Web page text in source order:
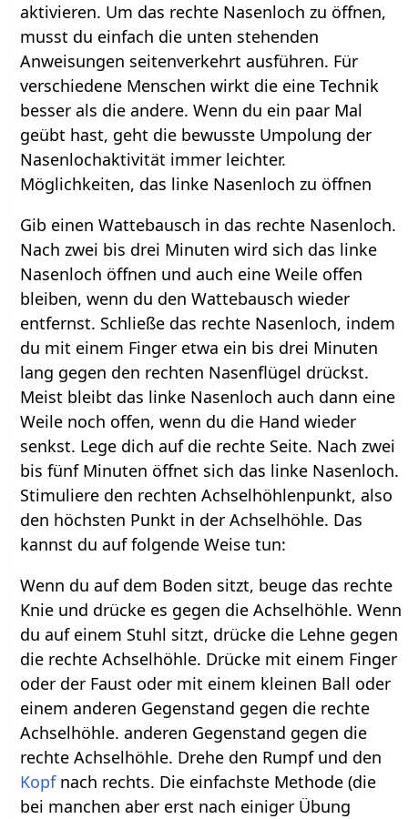
aktivieren. Um das rechte Nasenloch zu öffnen,
musst du einfach die unten stehenden
Anweisungen seitenverkehrt ausführen. Für
verschiedene Menschen wirkt die eine Technik
besser als die andere. Wenn du ein paar Mal
geübt hast, geht die bewusste Umpolung der
Nasenlochaktivität immer leichter.
Möglichkeiten, das linke Nasenloch zu öffnen
Gib einen Wattebausch in das rechte Nasenloch.
Nach zwei bis drei Minuten wird sich das linke
Nasenloch öffnen und auch eine Weile offen
bleiben, wenn du den Wattebausch wieder
entfernst. Schließe das rechte Nasenloch, indem
du mit einem Finger etwa ein bis drei Minuten
lang gegen den rechten Nasenflügel drückst.
Meist bleibt das linke Nasenloch auch dann eine
Weile noch offen, wenn du die Hand wieder
senkst. Lege dich auf die rechte Seite. Nach zwei
bis fünf Minuten öffnet sich das linke Nasenloch.
Stimuliere den rechten Achselhöhlenpunkt, also
den höchsten Punkt in der Achselhöhle. Das
kannst du auf folgende Weise tun:
Wenn du auf dem Boden sitzt, beuge das rechte
Knie und drücke es gegen die Achselhöhle. Wenn
du auf einem Stuhl sitzt, drücke die Lehne gegen
die rechte Achselhöhle. Drücke mit einem Finger
oder der Faust oder mit einem kleinen Ball oder
einem anderen Gegenstand gegen die rechte
Achselhöhle. anderen Gegenstand gegen die
rechte Achselhöhle. Drehe den Rumpf und den
Kopfnach rechts. Die einfachste Methode (die
bei manchen aber erst nach einiger Übung